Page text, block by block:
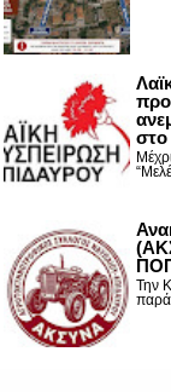
στο
Την